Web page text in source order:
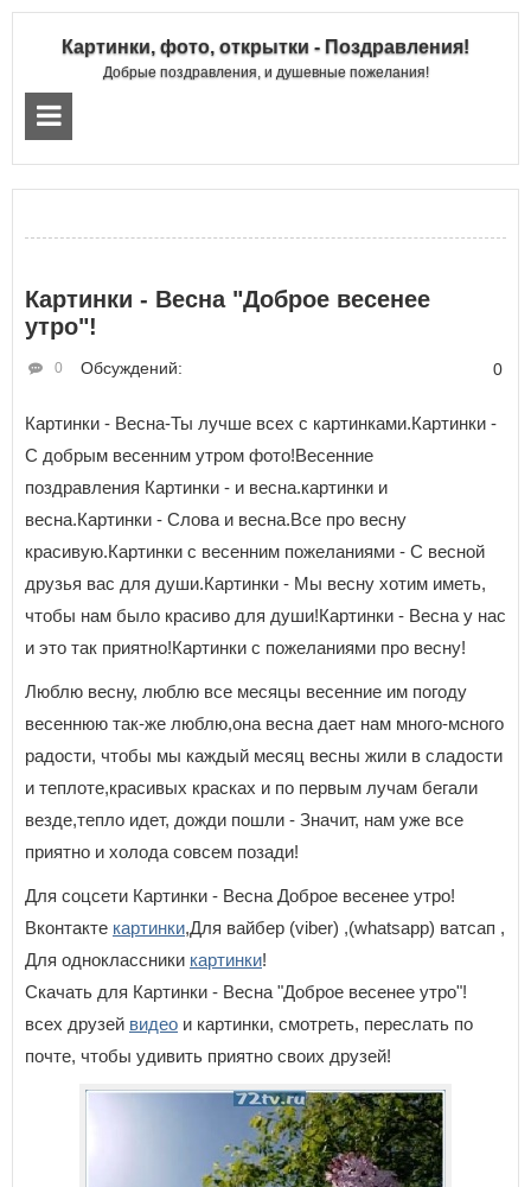
Картинки, фото, открытки - Поздравления!
Добрые поздравления, и душевные пожелания!
Картинки - Весна "Доброе весенее
утро"!
Обсуждений:
0 0
Картинки - Весна-Ты лучше всех с картинками.Картинки -
С добрым весенним утром фото!Весенние
поздравления Картинки - и весна.картинки и
весна.Картинки - Слова и весна.Все про весну
красивую.Картинки с весенним пожеланиями - С весной
друзья вас для души.Картинки - Мы весну хотим иметь,
чтобы нам было красиво для души!Картинки - Весна у нас
и это так приятно!Картинки с пожеланиями про весну!
Люблю весну, люблю все месяцы весенние им погоду
весеннюю так-же люблю,она весна дает нам много-мсного
радости, чтобы мы каждый месяц весны жили в сладости
и теплоте,красивых красках и по первым лучам бегали
везде,тепло идет, дожди пошли - Значит, нам уже все
приятно и холода совсем позади!
Для соцсети Картинки - Весна Доброе весенее утро!
Вконтакте картинки,Для вайбер (viber) ,(whatsapp) ватсап ,
Для одноклассники картинки!
Скачать для Картинки - Весна "Доброе весенее утро"!
всех друзей видео и картинки, смотреть, переслать по
почте, чтобы удивить приятно своих друзей!